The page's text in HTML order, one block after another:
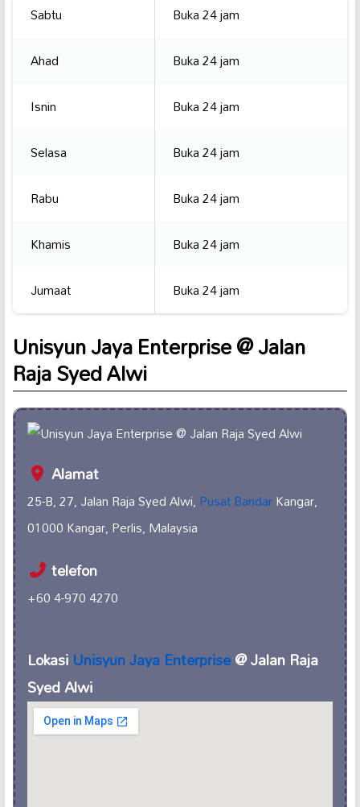
Sabtu
Buka 24 jam
Ahad
Buka 24 jam
Isnin
Buka 24 jam
Selasa
Buka 24 jam
Rabu
Buka 24 jam
Khamis
Buka 24 jam
Jumaat
Buka 24 jam
Unisyun Jaya Enterprise @ Jalan
Raja Syed Alwi
Alamat
25-B, 27, Jalan Raja Syed Alwi,Pusat BandarKangar,
01000 Kangar, Perlis, Malaysia
telefon
+60 4-970 4270
LokasiUnisyun Jaya Enterprise@ Jalan Raja
Syed Alwi